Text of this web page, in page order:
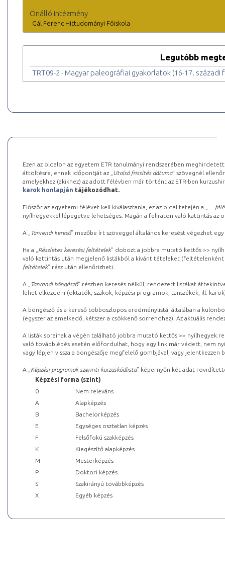
Önálló intézmény
Gál Ferenc Hittudományi Főiskola
Legutóbb
TRT09-2 - Magyar paleográfiai gyakorlatok (16-17. századi
Ezen az oldalon az egyetem ETR tanulmányi rendszerében
áttöltésre, ennek időpontját az „ Utolsó frissítés dátuma” szövegnél
amelyekhez (akikhez) az adott félévben már történt az ETR-ben
karok honlapján tájékozódhat.
Először az egyetemi félévet kell kiválasztania, ez az oldal tetején a „
…
nyílhegyekkel lépegetve lehetséges. Magán a feliraton való kattintás az
A „ Tanrendi kereső” mezőbe írt szöveggel általános keresést végezhet
Ha a „ Részletes keresési feltételek” dobozt a jobbra mutató kettős >>
való kattintás után megjelenő listákból a kívánt tételeket (feltételenként
feltételek” rész után ellenőrizheti.
A „ Tanrendi böngésző” részben keresés nélkül, rendezett listákat
lehet elkezdeni (oktatók, szakok, képzési programok, tanszékek, ill.
A böngésző és a kereső többoszlopos eredménylistái általában a
(egyszer az emelkedő, kétszer a csökkenő sorrendhez). Az aktuális
A listák sorainak a végén található jobbra mutató kettős >> nyílhegyek
való továbblépés esetén előfordulhat, hogy egy link már védett, nem
vagy lépjen vissza a böngészője megfelelő gombjával, vagy
A „ Képzési programok szerinti kurzuskódlista” képernyőn két adat
Képzési forma (szint)
0
Nem releváns
A
Alapképzés
B
Bachelorképzés
E
Egységes osztatlan képzés
F
Felsőfokú szakképzés
K
Kiegészítő alapképzés
M
Mesterképzés
P
Doktori képzés
S
Szakirányú továbbképzés
X
Egyéb képzés